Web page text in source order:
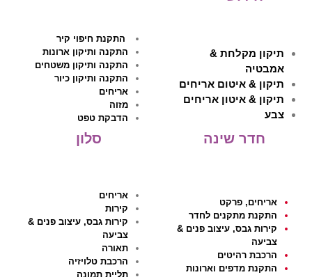
תיקון מקלחת &
אמבטיה
תיקון & איטום אריחים
תיקון & איטון אריחים
צבע
התקנת חיפוי קיר
התקנה ותיקון ארונות
התקנה ותיקון משטחים
התקנה ותיקון כיור
אריחים
מזוה
הדבקת טפט
חדר שינה
אריחים, פרקט
התקנת מתקנים לחדר
קירות גבס, עיצוב פנים &
צביעה
הרכבת רהיטים
התקנת מדפים וארונות
סלון
אריחים
קירות
קירות גבס, עיצוב פנים &
צביעה
תאורה
הרכבת טלויזיה
תליית תמונה